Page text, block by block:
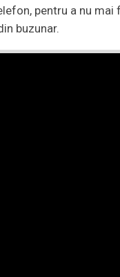
pentru a nu mai
buzunar.